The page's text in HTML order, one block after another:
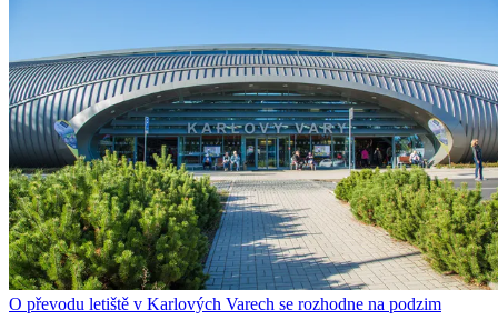
O převodu letiště v Karlových Varech se rozhodne na podzim